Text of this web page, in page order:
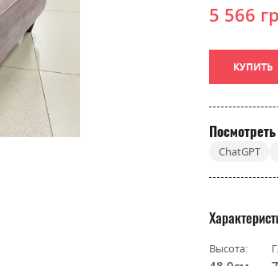
5 566
КУПИТЬ
ChatGPT
Высота: